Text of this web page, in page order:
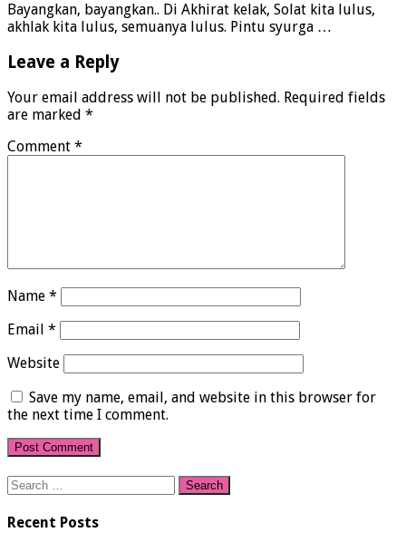
Bayangkan, bayangkan.. Di Akhirat kelak, Solat kita lulus,
akhlak kita lulus, semuanya lulus. Pintu syurga …
Leave a Reply
Your email address will not be published. Required fields
are marked *
Comment *
Name *
Email *
Website
Save my name, email, and website in this browser for
the next time I comment.
Search
for:
Recent Posts